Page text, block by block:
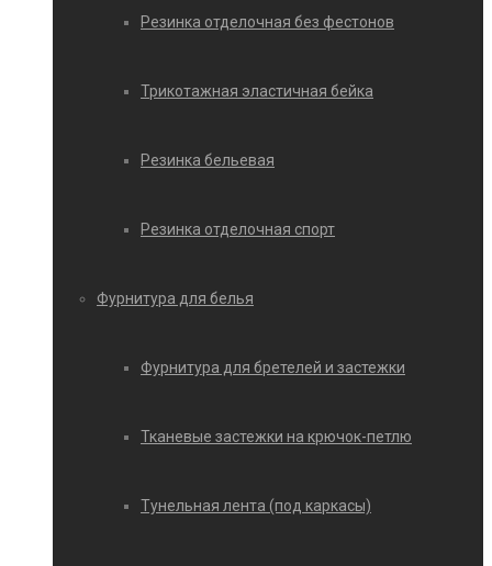
Резинка отделочная без фестонов
Трикотажная эластичная бейка
Резинка бельевая
Резинка отделочная спорт
Фурнитура для белья
Фурнитура для бретелей и застежки
Тканевые застежки на крючок-петлю
Тунельная лента (под каркасы)